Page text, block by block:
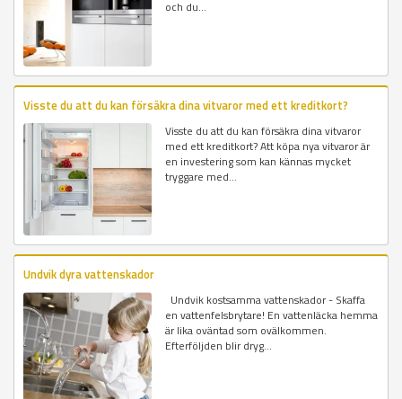
och du...
Visste du att du kan försäkra dina vitvaror med ett kreditkort?
Visste du att du kan försäkra dina vitvaror
med ett kreditkort? Att köpa nya vitvaror är
en investering som kan kännas mycket
tryggare med...
Undvik dyra vattenskador
Undvik kostsamma vattenskador - Skaffa
en vattenfelsbrytare! En vattenläcka hemma
är lika oväntad som ovälkommen.
Efterföljden blir dryg...